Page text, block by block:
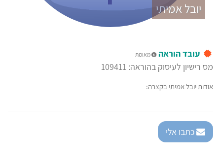
יובל אמיתי
עובד הוראה מאומת
מס רישיון לעיסוק בהוראה: 109411
אודות יובל אמיתי בקצרה:
כתבו אלי